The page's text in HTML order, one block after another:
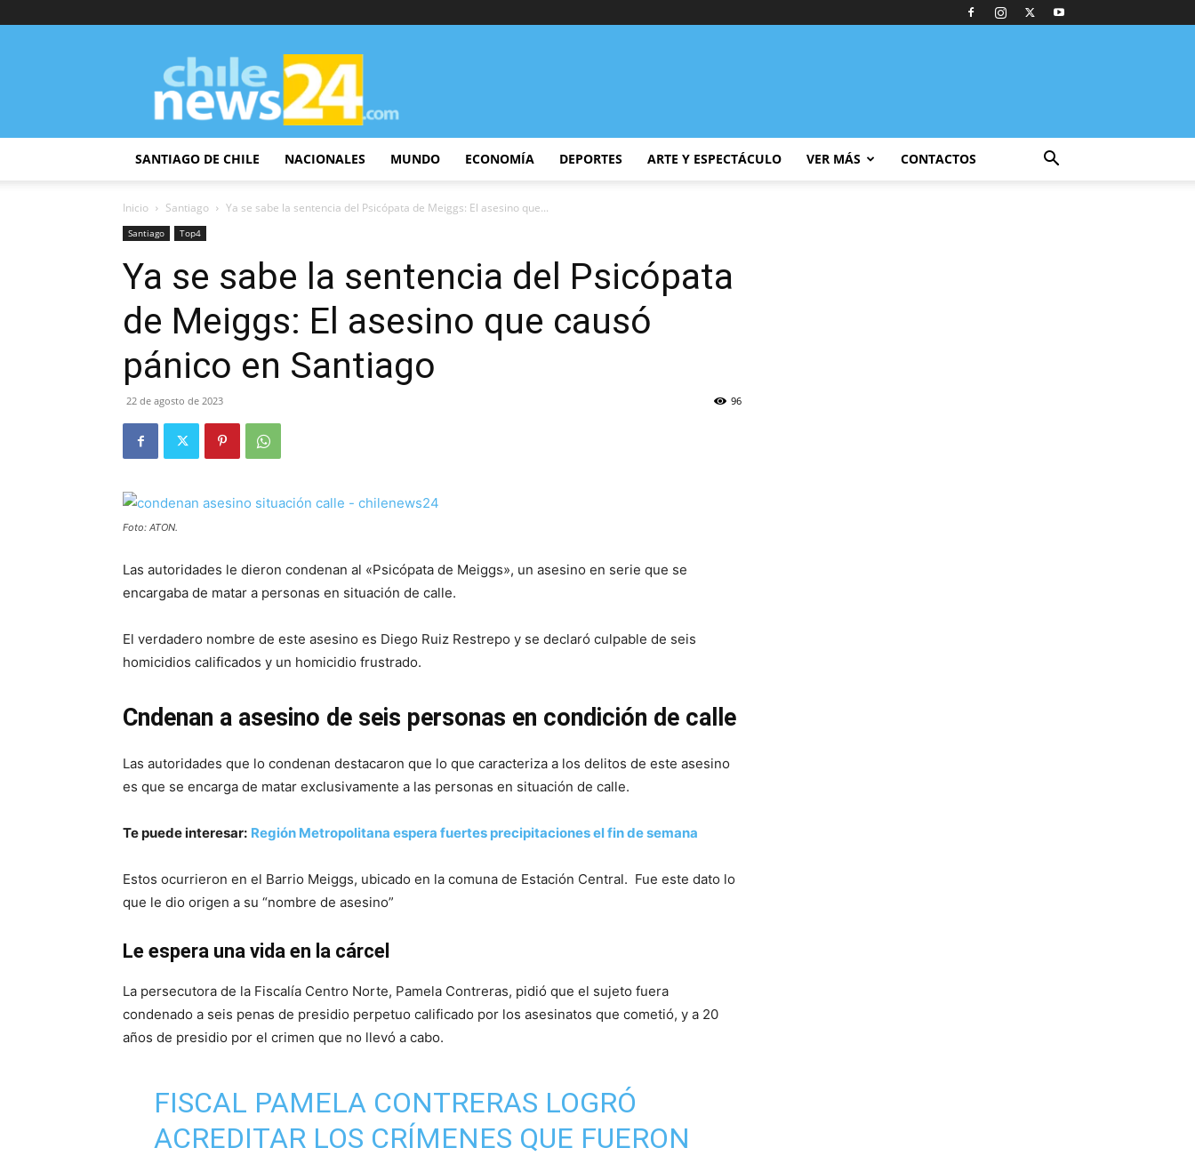
ChileNews24
SANTIAGO DE CHILE NACIONALES MUNDO ECONOMÍA DEPORTES ARTE Y ESPECTÁCULO VER MÁS CONTACTOS
Inicio Santiago Ya se sabe la sentencia del Psicópata de Meiggs: El asesino que...
Santiago Top4
Ya se sabe la sentencia del Psicópata
de Meiggs: El asesino que causó
pánico en Santiago
22 de agosto de 2023 96
Foto: ATON.
Las autoridades le dieron condenan al «Psicópata de Meiggs», un asesino en serie que se
encargaba de matar a personas en situación de calle.
El verdadero nombre de este asesino es Diego Ruiz Restrepo y se declaró culpable de seis
homicidios calificados y un homicidio frustrado.
Cndenan a asesino de seis personas en condición de calle
Las autoridades que lo condenan destacaron que lo que caracteriza a los delitos de este asesino
es que se encarga de matar exclusivamente a las personas en situación de calle.
Te puede interesar: Región Metropolitana espera fuertes precipitaciones el fin de semana
Estos ocurrieron en el Barrio Meiggs, ubicado en la comuna de Estación Central. Fue este dato lo
que le dio origen a su “nombre de asesino”
Le espera una vida en la cárcel
La persecutora de la Fiscalía Centro Norte, Pamela Contreras, pidió que el sujeto fuera
condenado a seis penas de presidio perpetuo calificado por los asesinatos que cometió, y a 20
años de presidio por el crimen que no llevó a cabo.
FISCAL PAMELA CONTRERAS LOGRÓ
ACREDITAR LOS CRÍMENES QUE FUERON